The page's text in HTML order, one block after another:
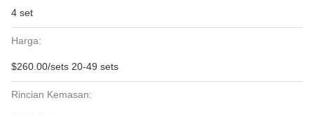
4 set
Harga:
$260.00/sets 20-49 sets
Rincian Kemasan: